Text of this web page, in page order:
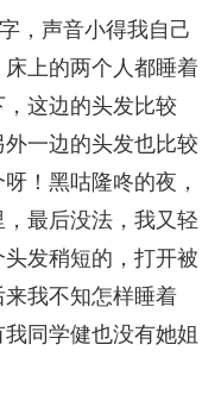
，声音小得我自己
上的两个人都睡着
这边的头发比较
一边的头发也比较
！黑咕隆咚的夜，
最后没法，我又轻
发稍短的，打开被
我不知怎样睡着
同学健也没有她姐